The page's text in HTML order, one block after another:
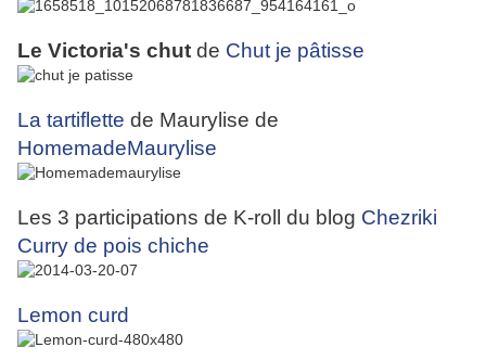
Le Victoria's chut de Chut je pâtisse
La tartiflette de Maurylise de
HomemadeMaurylise
Les 3 participations de K-roll du blog Chezriki
Curry de pois chiche
Lemon curd